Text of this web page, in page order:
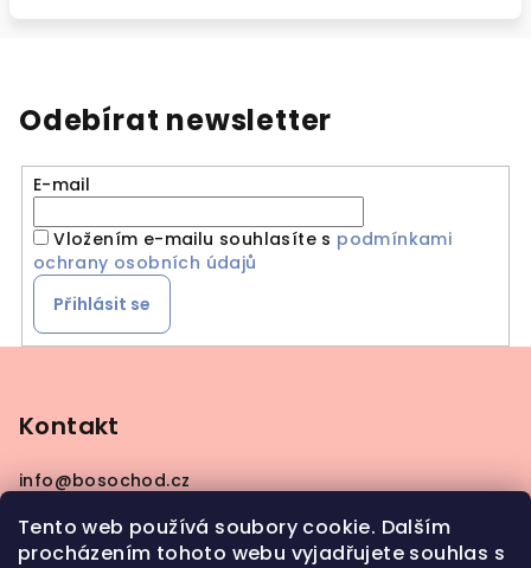
Tento web používá soubory cookie. Dalším
procházením tohoto webu vyjadřujete souhlas s
Odebírat newsletter
E-mail
Vložením e-mailu souhlasíte s podmínkami
ochrany osobních údajů
Přihlásit se
t
Kontakt
info@bosochod.cz